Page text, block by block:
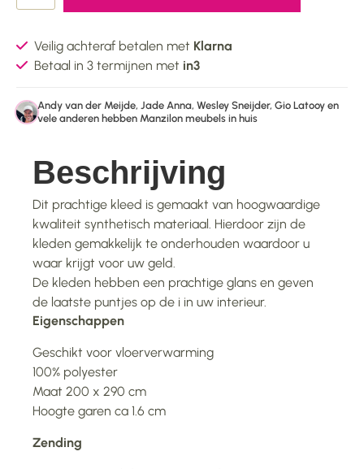
Veilig achteraf betalen met Klarna
Betaal in 3 termijnen met in3
Andy van der Meijde, Jade Anna, Wesley Sneijder, Gio Latooy en
vele anderen hebben Manzilon meubels in huis
Beschrijving
Dit prachtige kleed is gemaakt van hoogwaardige
kwaliteit synthetisch materiaal. Hierdoor zijn de
kleden gemakkelijk te onderhouden waardoor u
waar krijgt voor uw geld.
De kleden hebben een prachtige glans en geven
de laatste puntjes op de i in uw interieur.
Eigenschappen
Geschikt voor vloerverwarming
100% polyester
Maat 200 x 290 cm
Hoogte garen ca 1.6 cm
Zending